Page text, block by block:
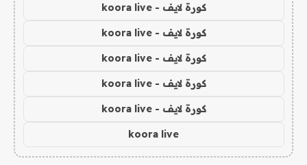
كورة لايف - koora live
كورة لايف - koora live
كورة لايف - koora live
كورة لايف - koora live
كورة لايف - koora live
koora live